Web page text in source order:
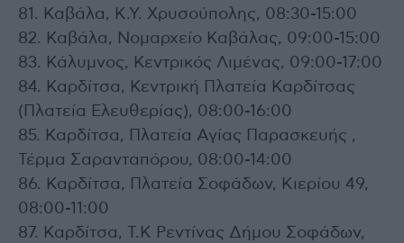
81. Καβάλα, Κ.Υ. Χρυσούπολης, 08:30-15:00
82. Καβάλα, Νομαρχείο Καβάλας, 09:00-15:00
83. Κάλυμνος, Κεντρικός Λιμένας, 09:00-17:00
84. Καρδίτσα, Κεντρική Πλατεία Καρδίτσας
(Πλατεία Ελευθερίας), 08:00-16:00
85. Καρδίτσα, Πλατεία Αγίας Παρασκευής ,
Τέρμα Σαρανταπόρου, 08:00-14:00
86. Καρδίτσα, Πλατεία Σοφάδων, Κιερίου 49,
08:00-11:00
87. Καρδίτσα, T.K Ρεντίνας Δήμου Σοφάδων,